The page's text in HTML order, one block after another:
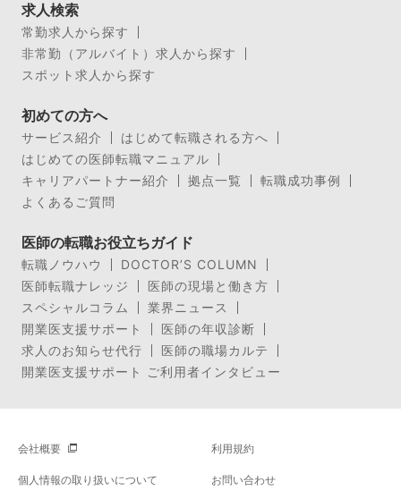
求人検索
常勤求人から探す
非常勤（アルバイト）求人から探す
スポット求人から探す
初めての方へ
サービス紹介
はじめて転職される方へ
はじめての医師転職マニュアル
キャリアパートナー紹介
拠点一覧
転職成功事例
よくあるご質問
医師の転職お役立ちガイド
転職ノウハウ
DOCTOR’S COLUMN
医師転職ナレッジ
医師の現場と働き方
スペシャルコラム
業界ニュース
開業医支援サポート
医師の年収診断
求人のお知らせ代行
医師の職場カルテ
開業医支援サポート ご利用者インタビュー
会社概要 利用規約
個人情報の取り扱いについて お問い合わせ